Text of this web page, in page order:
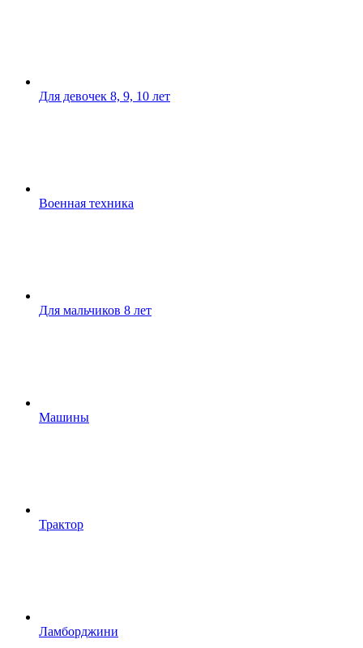
Для девочек 8, 9, 10 лет
Военная техника
Для мальчиков 8 лет
Машины
Трактор
Ламборджини